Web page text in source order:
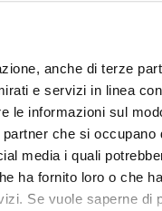
anche di terze
e servizi in linea
le informazioni sul
che si occupano
media i quali
ha fornito loro o che
Se vuole saperne di